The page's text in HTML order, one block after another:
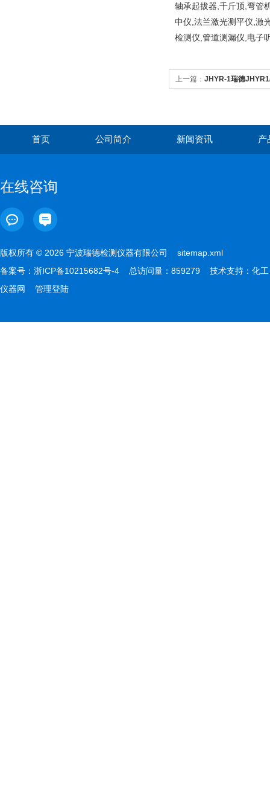
轴承起拔器,千斤顶,弯管
中仪,法兰激光测平仪,激
检测仪,管道测漏仪,电子
上一篇： JHYR-1瑞德
首页 公司简介 新闻资讯 产
在线咨询
版权所有 © 2026 宁波瑞德检测仪器有限公司 sitemap.xml
备案号： 浙ICP备10215682号-4 总访问量：859279 技术支持： 化工
仪器网
管理登陆